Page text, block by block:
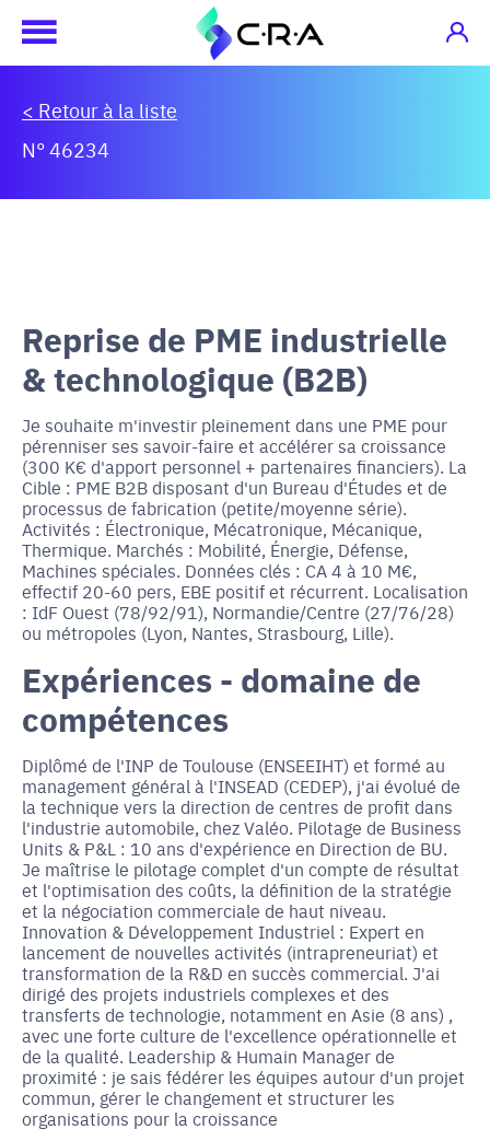
< Retour à la liste
N° 46234
Reprise de PME industrielle
& technologique (B2B)
Je souhaite m'investir pleinement dans une PME pour
pérenniser ses savoir-faire et accélérer sa croissance
(300 K€ d'apport personnel + partenaires financiers). La
Cible : PME B2B disposant d'un Bureau d'Études et de
processus de fabrication (petite/moyenne série).
Activités : Électronique, Mécatronique, Mécanique,
Thermique. Marchés : Mobilité, Énergie, Défense,
Machines spéciales. Données clés : CA 4 à 10 M€,
effectif 20-60 pers, EBE positif et récurrent. Localisation
: IdF Ouest (78/92/91), Normandie/Centre (27/76/28)
ou métropoles (Lyon, Nantes, Strasbourg, Lille).
Expériences - domaine de
compétences
Diplômé de l'INP de Toulouse (ENSEEIHT) et formé au
management général à l'INSEAD (CEDEP), j'ai évolué de
la technique vers la direction de centres de profit dans
l'industrie automobile, chez Valéo. Pilotage de Business
Units & P&L : 10 ans d'expérience en Direction de BU.
Je maîtrise le pilotage complet d'un compte de résultat
et l'optimisation des coûts, la définition de la stratégie
et la négociation commerciale de haut niveau.
Innovation & Développement Industriel : Expert en
lancement de nouvelles activités (intrapreneuriat) et
transformation de la R&D en succès commercial. J'ai
dirigé des projets industriels complexes et des
transferts de technologie, notamment en Asie (8 ans) ,
avec une forte culture de l'excellence opérationnelle et
de la qualité. Leadership & Humain Manager de
proximité : je sais fédérer les équipes autour d'un projet
commun, gérer le changement et structurer les
organisations pour la croissance